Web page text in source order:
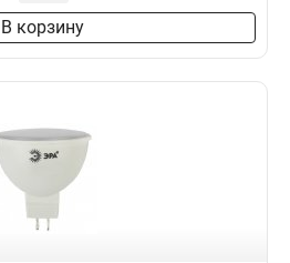
В корзину